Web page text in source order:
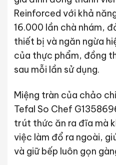
Reinforced với khả
16.000 lần chà nhám,
thiết bị và ngăn ngừa
của thực phẩm, đồng
sau mỗi lần sử dụng.
Miệng tràn của chảo
Tefal So Chef
trút thức ăn ra đĩa mà
việc làm đổ ra ngoài,
và giữ bếp luôn gọn